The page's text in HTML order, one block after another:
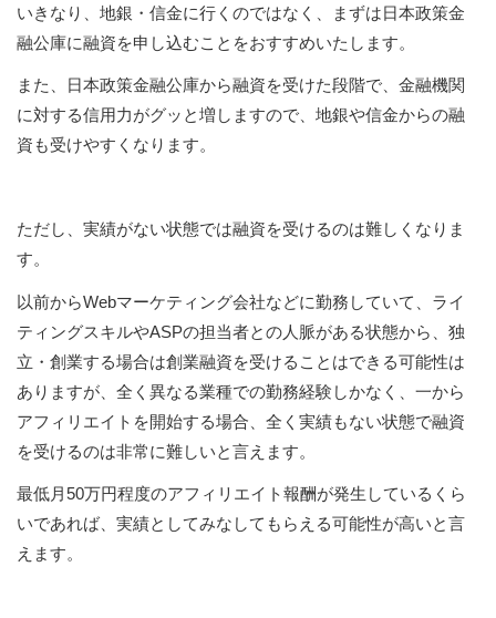
いきなり、地銀・信金に行くのではなく、まずは日本政策金
融公庫に融資を申し込むことをおすすめいたします。
また、日本政策金融公庫から融資を受けた段階で、金融機関
に対する信用力がグッと増しますので、地銀や信金からの融
資も受けやすくなります。
ただし、実績がない状態では融資を受けるのは難しくなりま
す。
以前からWebマーケティング会社などに勤務していて、ライ
ティングスキルやASPの担当者との人脈がある状態から、独
立・創業する場合は創業融資を受けることはできる可能性は
ありますが、全く異なる業種での勤務経験しかなく、一から
アフィリエイトを開始する場合、全く実績もない状態で融資
を受けるのは非常に難しいと言えます。
最低月50万円程度のアフィリエイト報酬が発生しているくら
いであれば、実績としてみなしてもらえる可能性が高いと言
えます。